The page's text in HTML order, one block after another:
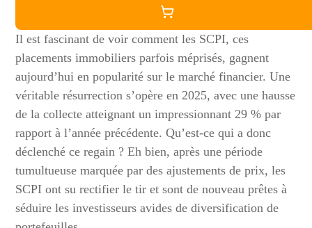
Il est fascinant de voir comment les SCPI, ces
placements immobiliers parfois méprisés, gagnent
aujourd’hui en popularité sur le marché financier. Une
véritable résurrection s’opère en 2025, avec une hausse
de la collecte atteignant un impressionnant 29 % par
rapport à l’année précédente. Qu’est-ce qui a donc
déclenché ce regain ? Eh bien, après une période
tumultueuse marquée par des ajustements de prix, les
SCPI ont su rectifier le tir et sont de nouveau prêtes à
séduire les investisseurs avides de diversification de